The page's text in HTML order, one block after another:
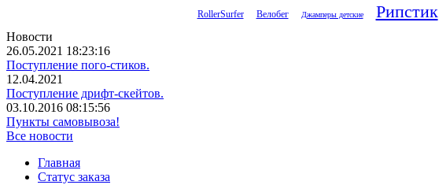
RollerSurfer Велобег Джамперы детские Рипстик
Новости
26.05.2021 18:23:16
Поступление пого-стиков.
12.04.2021
Поступление дрифт-скейтов.
03.10.2016 08:15:56
Пункты самовывоза!
Все новости
Главная
Статус заказа